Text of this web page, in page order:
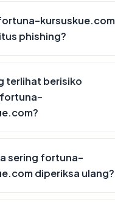
kursuskue.com
phishing?
terlihat berisiko
sering fortuna-
diperiksa ulang?